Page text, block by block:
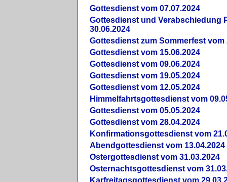
Gottesdienst vom 07.07.2024
Gottesdienst und Verabschiedung
30.06.2024
Gottesdienst zum Sommerfest vom
Gottesdienst vom 15.06.2024
Gottesdienst vom 09.06.2024
Gottesdienst vom 19.05.2024
Gottesdienst vom 12.05.2024
Himmelfahrtsgottesdienst vom
Gottesdienst vom 05.05.2024
Gottesdienst vom 28.04.2024
Konfirmationsgottesdienst vom
Abendgottesdienst vom 13.04.2024
Ostergottesdienst vom 31.03.2024
Osternachtsgottesdienst vom